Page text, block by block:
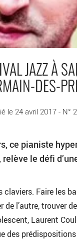
JAZZ À
DES-
le 24 avril 2017 - N°
ce pianiste
le défi
Faire les
l’autre, trouver
Laurent
des